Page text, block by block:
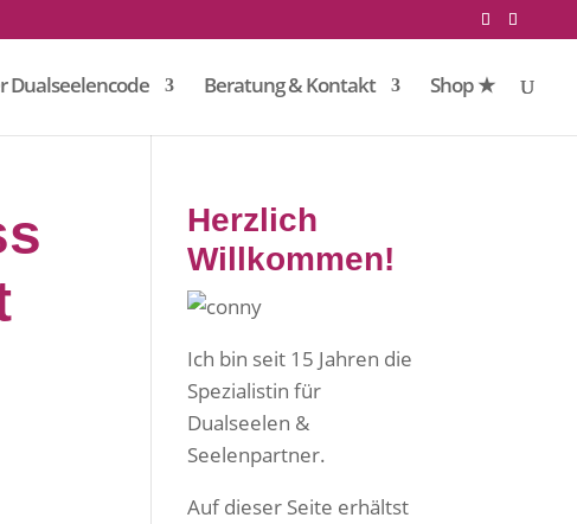
Dualseelencode Beratung & Kontakt Shop ★
Herzlich
Willkommen!
Ich bin seit 15 Jahren die
Spezialistin für
Dualseelen &
Seelenpartner.
Auf dieser Seite erhältst